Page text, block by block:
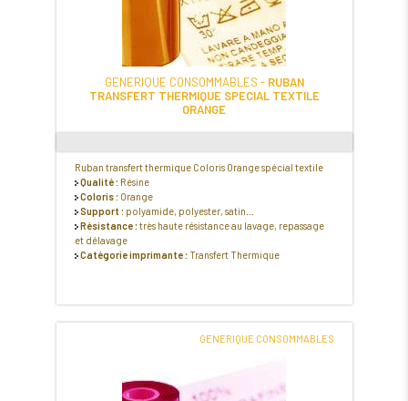
GENERIQUE CONSOMMABLES - RUBAN
TRANSFERT THERMIQUE SPECIAL TEXTILE
ORANGE
Ruban transfert thermique Coloris Orange spécial textile
Qualité : Résine
Coloris : Orange
Support : polyamide, polyester, satin…
Résistance : très haute résistance au lavage, repassage
et délavage
Catégorie imprimante : Transfert Thermique
GENERIQUE CONSOMMABLES